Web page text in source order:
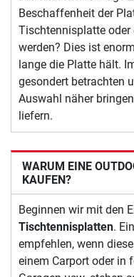
Beschaffenheit der
Tischtennisplatte
werden? Dies ist
lange die Platte hält.
gesondert betrachten
Auswahl näher
liefern.
WARUM EINE
KAUFEN?
Beginnen wir mit den
Tischtennisplatten.
empfehlen, wenn
einem Carport oder in